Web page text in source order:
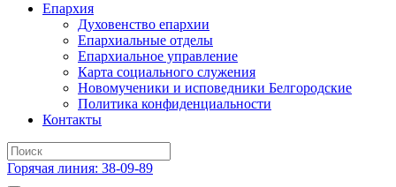
Епархия
Духовенство епархии
Епархиальные отделы
Епархиальное управление
Карта социального служения
Новомученики и исповедники Белгородские
Политика конфиденциальности
Контакты
Горячая линия: 38-09-89